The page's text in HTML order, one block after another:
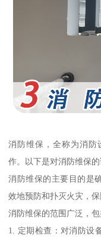
消防维保，全称为消防
作。以下是对消防维保的
消防维保的主要目的是
效地预防和扑灭火灾，
消防维保的范围广泛，
1. 定期检查：对消防设